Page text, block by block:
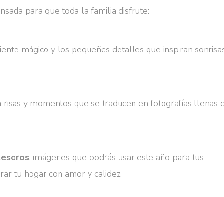
para que toda la familia disfrute:
mágico y los pequeños detalles que inspiran
risas y momentos que se traducen en fotografías llenas
, imágenes que podrás usar este año para tus
tu hogar con amor y calidez.